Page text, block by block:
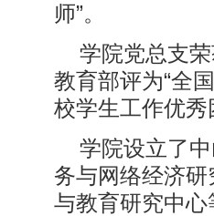
师”。
学院党总支
教育部评为“全
校学生工作优秀
学院设立了
务与网络经济
与教育研究中